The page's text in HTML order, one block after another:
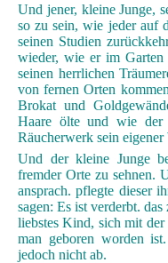
Und jener, kleine Junge,
so zu sein, wie jeder auf
seinen Studien
wieder, wie er im Garten
seinen herrlichen
von fernen Orten
Brokat und
Haare ölte und wie der
Räucherwerk sein
Und der kleine Junge
fremder Orte zu sehnen.
ansprach. pflegte dieser
sagen: Es ist verderbt.
liebstes Kind, sich mit
man geboren worden
jedoch nicht ab.